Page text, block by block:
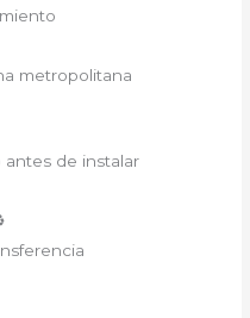
metropolitana
de instalar